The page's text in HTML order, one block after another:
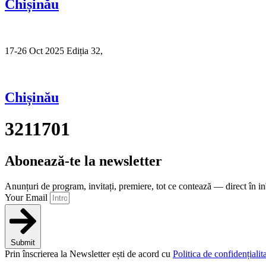
Chișinău
17-26 Oct 2025 Ediția 32,
Chișinău
3211701
Abonează-te la newsletter
Anunțuri de program, invitați, premiere, tot ce contează — direct în
Your Email
Submit
Prin înscrierea la Newsletter ești de acord cu Politica de